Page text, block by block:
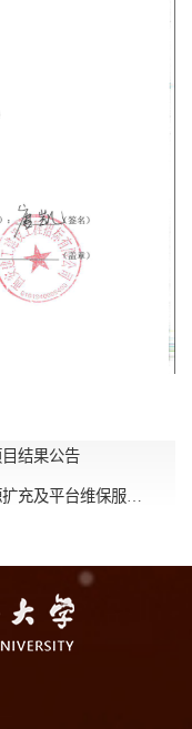
结果公告